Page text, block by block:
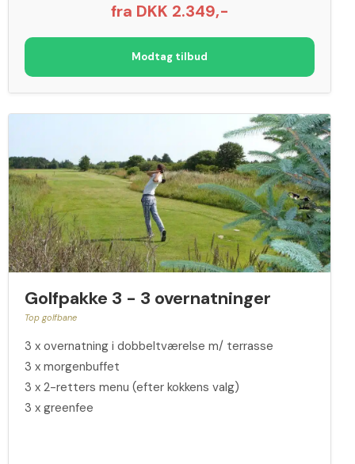
fra DKK 2.349,-
Modtag tilbud
Golfpakke 3 - 3 overnatninger
Top golfbane
3 x overnatning i dobbeltværelse m/ terrasse
3 x morgenbuffet
3 x 2-retters menu (efter kokkens valg)
3 x greenfee